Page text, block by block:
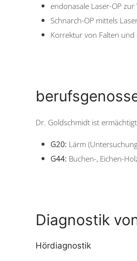
endonasale Laser-OP
Schnarch-OP mittels
Korrektur von Falten
Dr. Goldschmidt ist
G20: Lärm
G44: Buchen-, Eichen-
Diagnostik
Hördiagnostik